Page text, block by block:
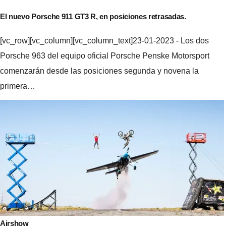
El nuevo Porsche 911 GT3 R, en posiciones retrasadas.
[vc_row][vc_column][vc_column_text]23-01-2023 - Los dos
Porsche 963 del equipo oficial Porsche Penske Motorsport
comenzarán desde las posiciones segunda y novena la
primera…
Airshow